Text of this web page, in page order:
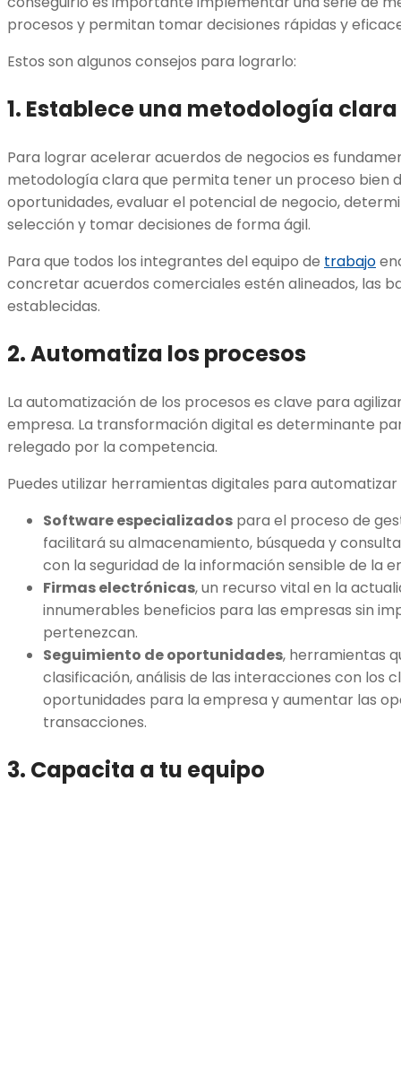
procesos y permitan tomar decisiones rápidas y
Estos son algunos consejos para lograrlo:
1. Establece una metodología
Para lograr acelerar acuerdos de negocios es
metodología clara que permita tener un proceso bien
oportunidades, evaluar el potencial de negocio,
selección y tomar decisiones de forma ágil.
Para que todos los integrantes del equipo de trabajo
concretar acuerdos comerciales estén alineados, las
establecidas.
2. Automatiza los procesos
La automatización de los procesos es clave para
empresa. La transformación digital es determinante
relegado por la competencia.
Puedes utilizar herramientas digitales para
Software especializados para el proceso de
facilitará su almacenamiento, búsqueda y
con la seguridad de la información sensible de la
Firmas electrónicas, un recurso vital en la
innumerables beneficios para las empresas sin
pertenezcan.
Seguimiento de oportunidades, herramientas
clasificación, análisis de las interacciones con los
oportunidades para la empresa y aumentar las
transacciones.
3. Capacita a tu equipo